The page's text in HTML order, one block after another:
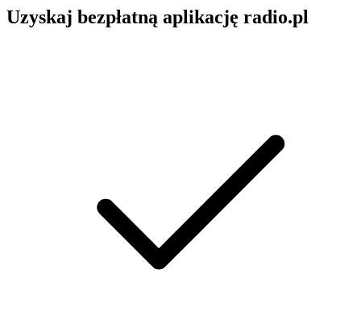
Uzyskaj bezpłatną aplikację radio.pl